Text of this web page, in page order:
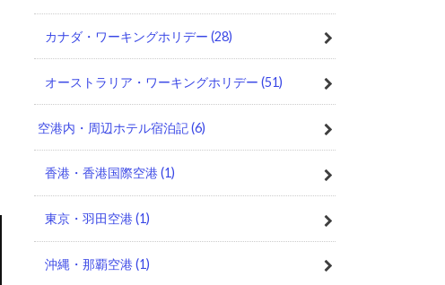
カナダ・ワーキングホリデー (28)
オーストラリア・ワーキングホリデー (51)
空港内・周辺ホテル宿泊記(6)
香港・香港国際空港(1)
東京・羽田空港(1)
沖縄・那覇空港(1)